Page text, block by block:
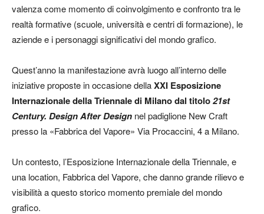
valenza come momento di coinvolgimento e confronto tra le
realtà formative (scuole, università e centri di formazione), le
aziende e i personaggi significativi del mondo grafico.
Quest’anno la manifestazione avrà luogo all’interno delle
iniziative proposte in occasione dellaXXI Esposizione
Internazionale della Triennale di Milano dal titolo21st
Century. Design After Design nel padiglione New Craft
presso la «Fabbrica del Vapore» Via Procaccini, 4 a Milano.
Un contesto, l’Esposizione Internazionale della Triennale, e
una location, Fabbrica del Vapore, che danno grande rilievo e
visibilità a questo storico momento premiale del mondo
grafico.